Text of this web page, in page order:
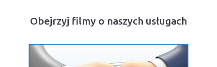
Obejrzyj filmy o naszych usługach